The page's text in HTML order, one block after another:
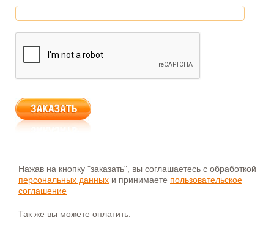
Нажав на кнопку "заказать", вы соглашаетесь с обработкой
персональных данных и принимаете пользовательское
соглашение
Так же вы можете оплатить: